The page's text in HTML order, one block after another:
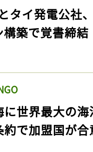
タイ発電公社
構築で覚書締結
に世界最大の
で加盟国が合